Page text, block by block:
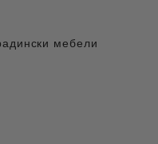
мебели